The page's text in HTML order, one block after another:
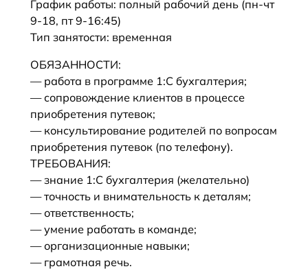
График работы: полный рабочий день (пн-чт
9-18, пт 9-16:45)
Тип занятости: временная
ОБЯЗАННОСТИ:
— работа в программе 1:С бухгалтерия;
— сопровождение клиентов в процессе
приобретения путевок;
— консультирование родителей по вопросам
приобретения путевок (по телефону).
ТРЕБОВАНИЯ:
— знание 1:С бухгалтерия (желательно)
— точность и внимательность к деталям;
— ответственность;
— умение работать в команде;
— организационные навыки;
— грамотная речь.